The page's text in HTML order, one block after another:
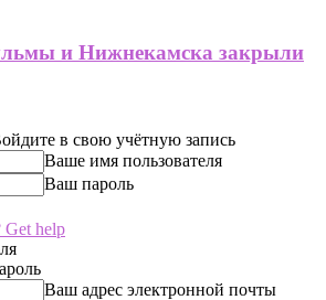
и Нижнекамска закрыли
в свою учётную запись
Ваше имя пользователя
Ваш пароль
Get help
Ваш адрес электронной почты